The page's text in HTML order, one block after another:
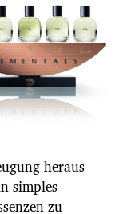
heraus
simples
zu